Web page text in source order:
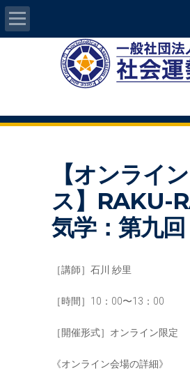
気学/易 セミナー
講師の紹介
【オンライ
ス】RAKU-
気学：第九回
［講師］石川 紗里
［時間］10：00〜13：00
［開催形式］オンライン限定
《オンライン会場の詳細》